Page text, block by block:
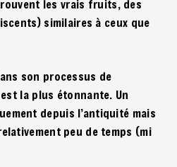
les vrais fruits, des
similaires à ceux que
son processus de
la plus étonnante. Un
depuis l’antiquité mais
peu de temps (mi